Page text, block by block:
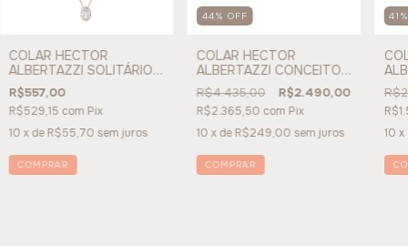
COLAR HECTOR
ALBERTAZZI SOLITÁRIO
OVAL CLASSICS - REF
171266
R$557,00
R$529,15 com Pix
10 x deR$55,70 sem juros
44% OFF
COLAR HECTOR
ALBERTAZZI CONCEITO
MAR -REF 178933
R$4.435,00 R$2.490,00
R$2.365,50 com Pix
10 x deR$249,00 sem juros
COMPRAR
41
10 x